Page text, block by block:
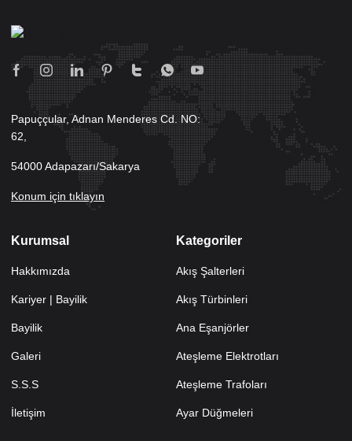
Papuççular, Adnan Menderes Cd. NO:
62,
54000 Adapazarı/Sakarya
Konum için tıklayın
Kurumsal
Hakkımızda
Kariyer | Bayilik
Bayilik
Galeri
S.S.S
İletişim
Kategoriler
Akış Şalterleri
Akış Türbinleri
Ana Eşanjörler
Ateşleme Elektrotları
Ateşleme Trafoları
Ayar Düğmeleri